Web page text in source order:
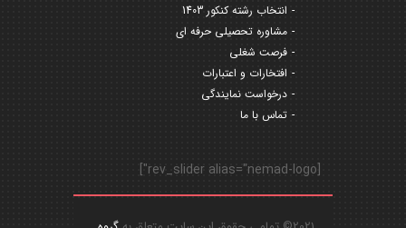
انتخاب رشته کنکور 1403
مشاوره تحصیلی حرفه ای
فرصت شغلی
افتخارات و اعتبارات
درخواست نمایندگی
تماس با ما
[rev_slider alias="nemad-logo"]